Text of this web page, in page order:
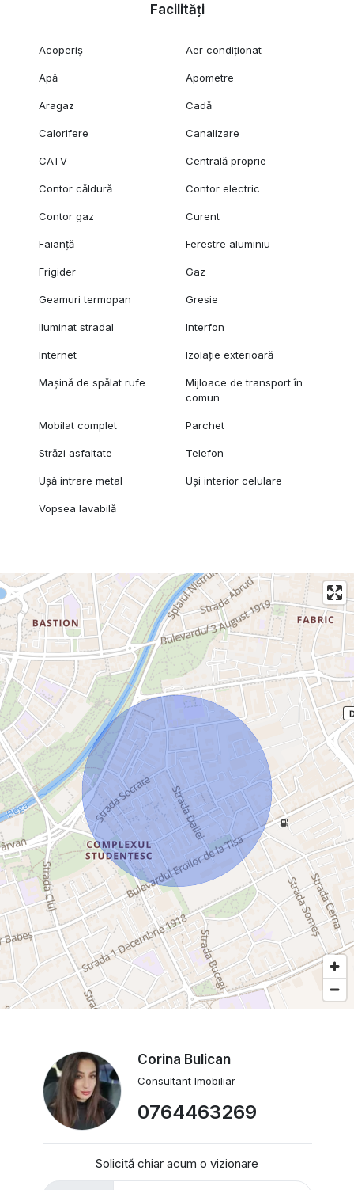
Facilități
Acoperiș Aer condiționat
Apă Apometre
Aragaz Cadă
Calorifere Canalizare
CATV Centrală proprie
Contor căldură Contor electric
Contor gaz Curent
Faianță Ferestre aluminiu
Frigider Gaz
Geamuri termopan Gresie
Iluminat stradal Interfon
Internet Izolație exterioară
Mașină de spălat rufe
Mijloace de transport în
comun
Mobilat complet Parchet
Străzi asfaltate Telefon
Ușă intrare metal Uși interior celulare
Vopsea lavabilă
Corina Bulican
Consultant Imobiliar
0764463269
Solicită chiar acum o vizionare